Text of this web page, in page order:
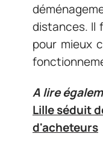
distances. Il
pour mieux
A lire
Lille séduit
d'acheteurs